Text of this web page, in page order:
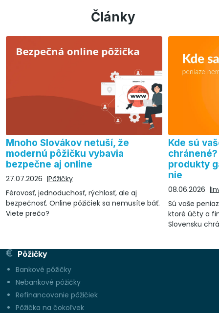
Články
Mnoho Slovákov netuší, že
modernú pôžičku vybavia
bezpečne aj online
27.07.2026
Pôžičky
Férovosť, jednoduchosť, rýchlosť, ale aj
bezpečnosť. Online pôžičiek sa nemusíte báť.
Viete prečo?
Kde sú
produkty
nie
08.06.2026
Sú vaše
ktoré účty a
Slovensku
Pôžičky
Bankové pôžičky
Nebankové pôžičky
Refinancovanie pôžičiek
Pôžička na čokoľvek